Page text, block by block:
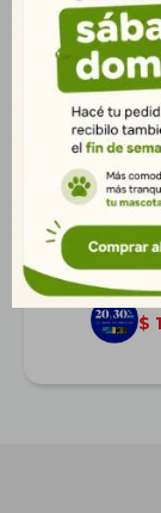
Sanitario
Kg
$
$
$